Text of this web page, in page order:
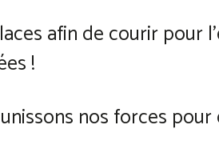
afin de courir pour
!
nos forces